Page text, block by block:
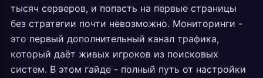
тысяч серверов, и попасть на первые страницы
без стратегии почти невозможно. Мониторинги -
это первый дополнительный канал трафика,
который даёт живых игроков из поисковых
систем. В этом гайде - полный путь от настройки